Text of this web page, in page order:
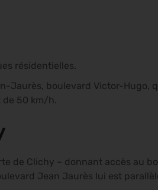
résidentielles.
boulevard Victor-Hugo,
de 50 km/h.
de Clichy – donnant accès au
Jean Jaurès lui est